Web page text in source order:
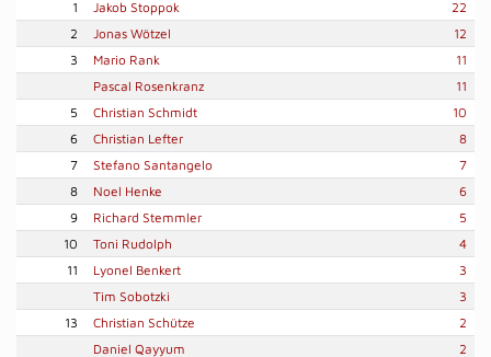
1 Jakob Stoppok
22
2
Jonas Wötzel
12
3
Mario Rank
11
Pascal Rosenkranz
11
5
Christian Schmidt
10
6
Christian Lefter
8
7
Stefano Santangelo
7
8
Noel Henke
6
9
Richard Stemmler
5
10
Toni Rudolph
4
11
Lyonel Benkert
3
Tim Sobotzki
3
13
Christian Schütze
2
Daniel Qayyum
2